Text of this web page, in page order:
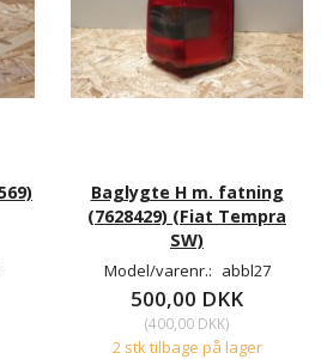
Baglygte H m. fatning
(7628429) (Fiat Tempra
SW)
Model/varenr.: abbl27
500,00 DKK
(400,00 DKK)
2 stk tilbage på lager